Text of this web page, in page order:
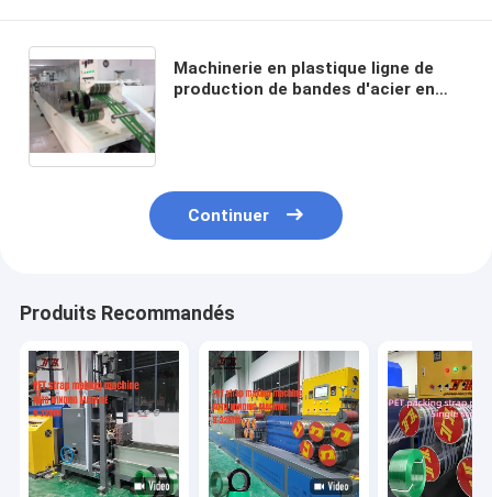
Machinerie en plastique ligne de
production de bandes d'acier en
Continuer
Produits Recommandés